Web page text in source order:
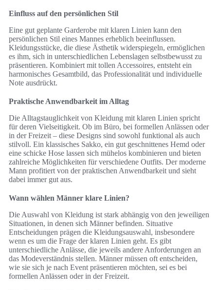
Einfluss auf den persönlichen Stil
Eine gut geplante Garderobe mit klaren Linien kann den
persönlichen Stil eines Mannes erheblich beeinflussen.
Kleidungsstücke, die diese Ästhetik widerspiegeln, ermöglichen
es ihm, sich in unterschiedlichen Lebenslagen selbstbewusst zu
präsentieren. Kombiniert mit tollen Accessoires, entsteht ein
harmonisches Gesamtbild, das Professionalität und individuelle
Note ausdrückt.
Praktische Anwendbarkeit im Alltag
Die Alltagstauglichkeit von Kleidung mit klaren Linien spricht
für deren Vielseitigkeit. Ob im Büro, bei formellen Anlässen oder
in der Freizeit – diese Designs sind sowohl funktional als auch
stilvoll. Ein klassisches Sakko, ein gut geschnittenes Hemd oder
eine schicke Hose lassen sich mühelos kombinieren und bieten
zahlreiche Möglichkeiten für verschiedene Outfits. Der moderne
Mann profitiert von der praktischen Anwendbarkeit und sieht
dabei immer gut aus.
Wann wählen Männer klare Linien?
Die Auswahl von Kleidung ist stark abhängig von den jeweiligen
Situationen, in denen sich Männer befinden. Situative
Entscheidungen prägen die Kleidungsauswahl, insbesondere
wenn es um die Frage der klaren Linien geht. Es gibt
unterschiedliche Anlässe, die jeweils andere Anforderungen an
das Modeverständnis stellen. Männer müssen oft entscheiden,
wie sie sich je nach Event präsentieren möchten, sei es bei
formellen Anlässen oder in der Freizeit.